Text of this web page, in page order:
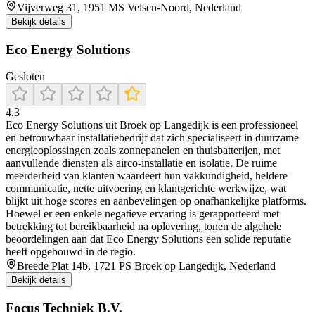
Vijverweg 31, 1951 MS Velsen-Noord, Nederland
Bekijk details
Eco Energy Solutions
Gesloten
4.3
Eco Energy Solutions uit Broek op Langedijk is een professioneel
en betrouwbaar installatiebedrijf dat zich specialiseert in duurzame
energieoplossingen zoals zonnepanelen en thuisbatterijen, met
aanvullende diensten als airco-installatie en isolatie. De ruime
meerderheid van klanten waardeert hun vakkundigheid, heldere
communicatie, nette uitvoering en klantgerichte werkwijze, wat
blijkt uit hoge scores en aanbevelingen op onafhankelijke platforms.
Hoewel er een enkele negatieve ervaring is gerapporteerd met
betrekking tot bereikbaarheid na oplevering, tonen de algehele
beoordelingen aan dat Eco Energy Solutions een solide reputatie
heeft opgebouwd in de regio.
Breede Plat 14b, 1721 PS Broek op Langedijk, Nederland
Bekijk details
Focus Techniek B.V.